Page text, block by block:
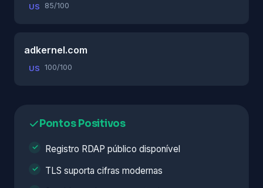
US 85/100
adkernel.com
US 100/100
Pontos Positivos
Registro RDAP público disponível
TLS suporta cifras modernas